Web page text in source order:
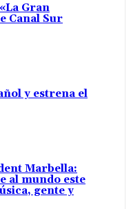
Gran
Canal Sur
y estrena el
Marbella:
al mundo este
gente y